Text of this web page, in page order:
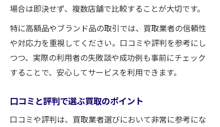
場合は即決せず、複数店舗で比較することが大切です。
特に高額品やブランド品の取引では、買取業者の信頼性
や対応力を重視してください。口コミや評判を参考にし
つつ、実際の利用者の失敗談や成功例も事前にチェック
することで、安心してサービスを利用できます。
口コミと評判で選ぶ買取のポイント
口コミや評判は、買取業者選びにおいて非常に参考にな